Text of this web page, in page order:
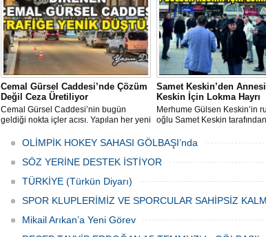
Cemal Gürsel Caddesi’nde Çözüm
Değil Ceza Üretiliyor
Cemal Gürsel Caddesi’nin bugün
geldiği nokta içler acısı. Yapılan her yeni
adeta başka bir noktaya taşıyor
Samet Keskin’den
Keskin İçin Lokma Hayrı
Merhume Gülsen Keskin’in
oğlu Samet Keskin
önünde lokma ikramı
Düzenlenen hayra çok
temsilci, sivil toplum
OLİMPİK HOKEY SAHASI GÖLBAŞI’nda
SÖZ YERİNE DESTEK İSTİYOR
TÜRKİYE (Türkün Diyarı)
SPOR KLUPLERİMİZ VE SPORCULAR SAHİPSİZ
Mikail Arıkan’a Yeni Görev